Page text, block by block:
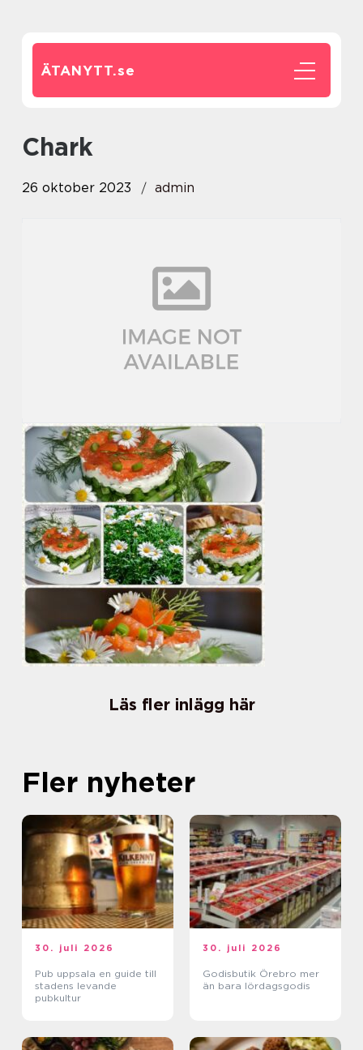
ÄTANYTT.se
chark
26 oktober 2023 admin
Läs fler inlägg här
Fler nyheter
30. juli 2026
Pub uppsala en guide till
stadens levande
pubkultur
30. juli 2026
Godisbutik Örebro mer
än bara lördagsgodis